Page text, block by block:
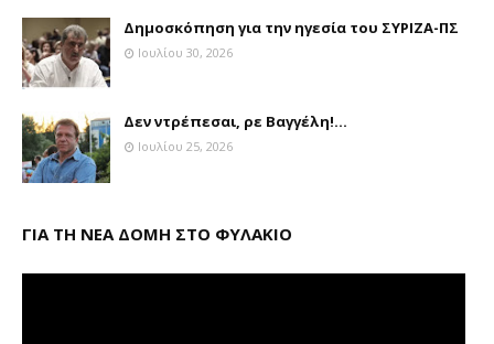
Δημοσκόπηση για την ηγεσία του ΣΥΡΙΖΑ-ΠΣ
Ιουλίου 30, 2026
Δεν ντρέπεσαι, ρε Βαγγέλη!...
Ιουλίου 25, 2026
ΓΙΑ ΤΗ ΝΕΑ ΔΟΜΗ ΣΤΟ ΦΥΛΑΚΙΟ